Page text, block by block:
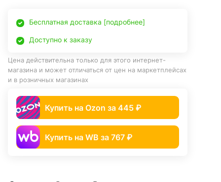
Бесплатная доставка [подробнее]
Доступно к заказу
Цена действительна только для этого интернет-
магазина и может отличаться от цен на маркетплейсах
и в розничных магазинах
Купить на Ozon за 445 ₽
Купить на WB за 767 ₽